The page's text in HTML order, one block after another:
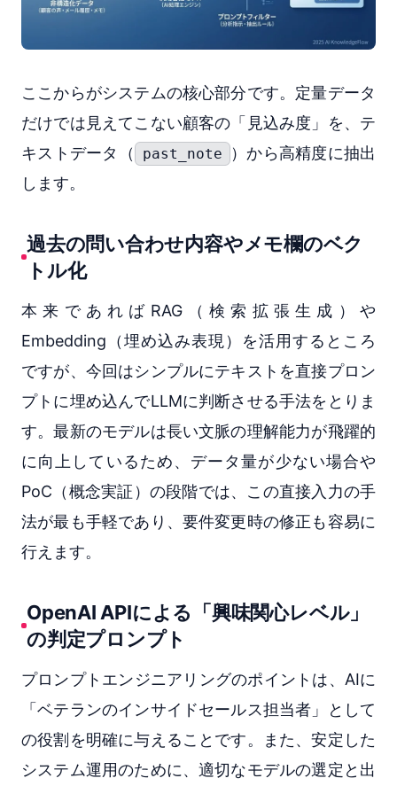
ここからがシステムの核心部分です。定量データ
だけでは見えてこない顧客の「見込み度」を、テ
キストデータ（
past_note
）から高精度に抽出
します。
過去の問い合わせ内容やメモ欄のベク
トル化
本来であればRAG（検索拡張生成）や
Embedding（埋め込み表現）を活用するところ
ですが、今回はシンプルにテキストを直接プロン
プトに埋め込んでLLMに判断させる手法をとりま
す。最新のモデルは長い文脈の理解能力が飛躍的
に向上しているため、データ量が少ない場合や
PoC（概念実証）の段階では、この直接入力の手
法が最も手軽であり、要件変更時の修正も容易に
行えます。
OpenAI APIによる「興味関心レベル」
の判定プロンプト
プロンプトエンジニアリングのポイントは、AIに
「ベテランのインサイドセールス担当者」として
の役割を明確に与えることです。また、安定した
システム運用のために、適切なモデルの選定と出